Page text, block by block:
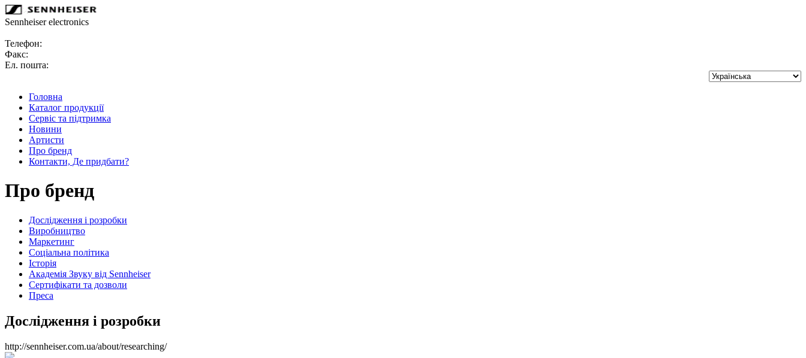
Sennheiser electronics
Телефон:
Факс:
Ел. пошта:
Головна
Каталог продукції
Сервіс та підтримка
Новини
Артисти
Про бренд
Контакти, Де придбати?
Про бренд
Дослідження і розробки
Виробництво
Маркетинг
Соціальна політика
Історія
Академія Звуку від Sennheiser
Сертифікати та дозволи
Преса
Дослідження і розробки
http://sennheiser.com.ua/about/researching/